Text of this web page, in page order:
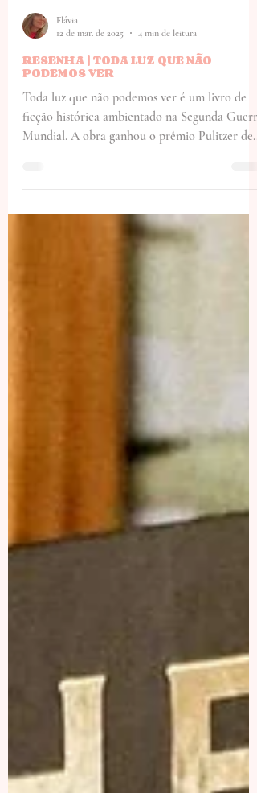
Flávia
12 de mar. de 2025
RESENHA | TODA LUZ QUE NÃO
PODEMOS VER
Toda luz que não podemos ver é um livro de